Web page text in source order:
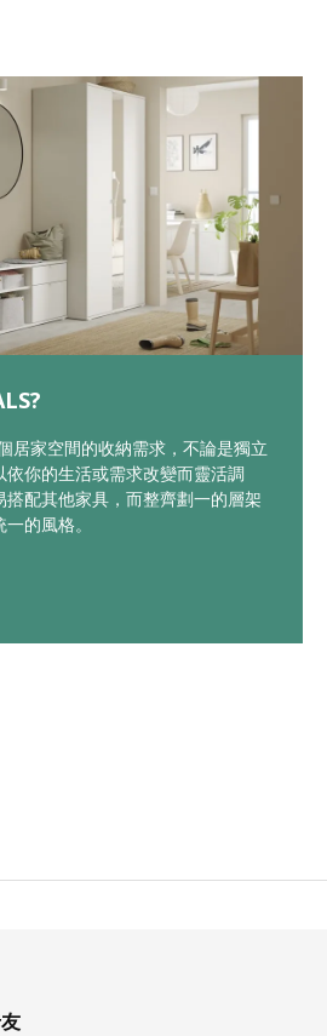
居家空間的收納需求，不論是獨立
你的生活或需求改變而靈活調
配其他家具，而整齊劃一的層架
的風格。